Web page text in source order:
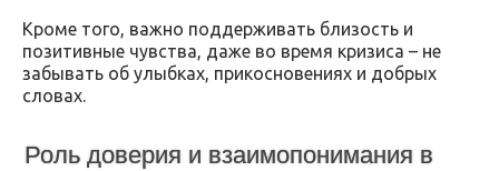
Кроме того, важно поддерживать близость и
позитивные чувства, даже во время кризиса – не
забывать об улыбках, прикосновениях и добрых
словах.
Роль доверия и взаимопонимания в